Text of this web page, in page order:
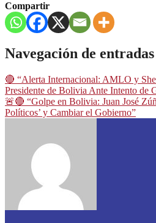
Compartir
Navegación de entradas
🔴 “Alerta Internacional: AMLO y
Presidente de Bolivia Ante Intento de
🚨🔴 “Golpe en Bolivia: Juan José
Políticos’ y Cambiar el Gobierno”